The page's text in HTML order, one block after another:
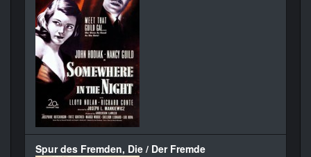
Spur des Fremden, Die / Der Fremde